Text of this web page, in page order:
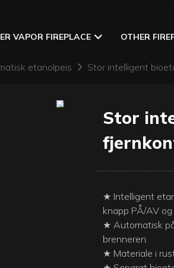
VAPOR FIREPLACE OTHER
etanolpeis Stor intelligent
Stor
★ Intelligent
knapp PÅ/AV
★ Automatisk
brenneren.
★ Materiale i